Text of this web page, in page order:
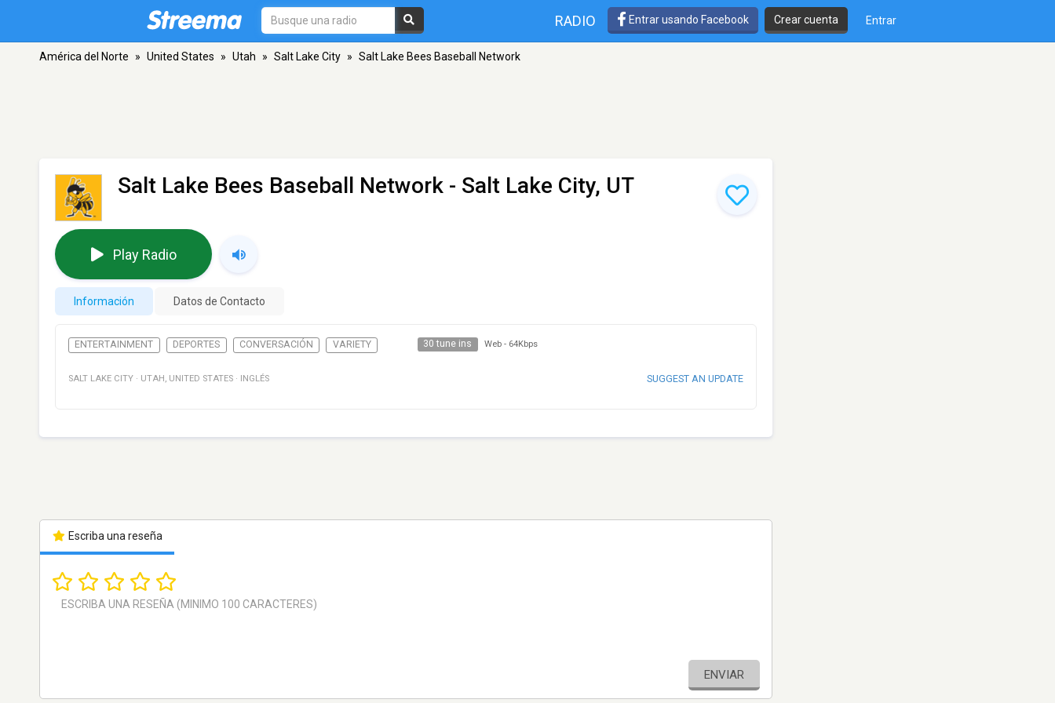
RADIO Entrar usando Facebook Crear cuenta Entrar
América del Norte » United States » Utah » Salt Lake City » Salt Lake Bees Baseball Network
Salt Lake Bees Baseball Network - Salt Lake City, UT
Play Radio
Información Datos de Contacto
ENTERTAINMENT DEPORTES CONVERSACIÓN VARIETY 30 tune ins Web - 64Kbps
SALT LAKE CITY · UTAH , UNITED STATES · INGLÉS SUGGEST AN UPDATE
Escriba una reseña
ENVIAR